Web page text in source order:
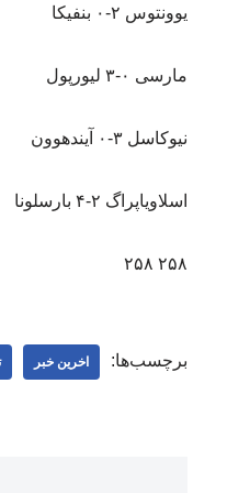
یوونتوس ۲-۰ بنفیکا
مارسی ۰-۳ لیورپول
نیوکاسل ۳-۰ آیندهوون
اسلاویاپراگ ۲-۴ بارسلونا
۲۵۸ ۲۵۸
برچسب‌ها: اخرین خبر